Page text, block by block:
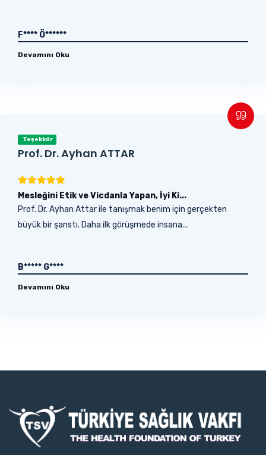
F**** Ö******
Devamını Oku
Teşekkür
Prof. Dr. Ayhan ATTAR
Mesleğini Etik ve Vicdanla Yapan, İyi Ki...
Prof. Dr. Ayhan Attar ile tanışmak benim için gerçekten
büyük bir şanstı. Daha ilk görüşmede insana...
B***** G****
Devamını Oku